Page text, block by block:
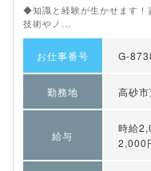
◆知識と経験が生かせます
技術やノ...
お仕事番号 G-
勤務地 高砂
給与
時給
2,000